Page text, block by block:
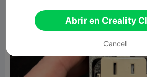
Abrir en Creality
Cancel